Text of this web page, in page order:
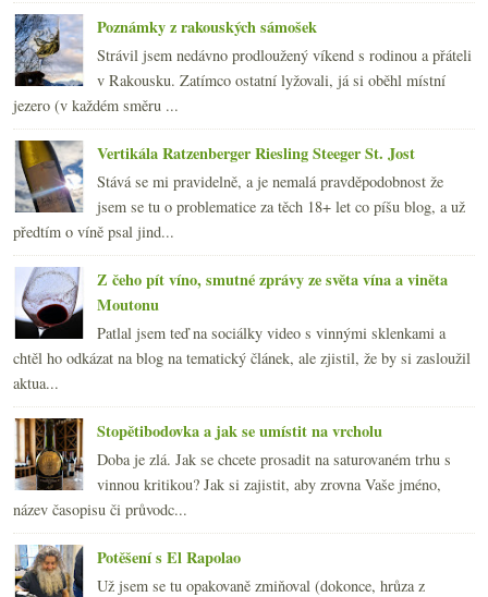
Poznámky z rakouských sámošek
Strávil jsem nedávno prodloužený víkend s rodinou a přáteli
v Rakousku. Zatímco ostatní lyžovali, já si oběhl místní
jezero (v každém směru ...
Vertikála Ratzenberger Riesling Steeger St. Jost
Stává se mi pravidelně, a je nemalá pravděpodobnost že
jsem se tu o problematice za těch 18+ let co píšu blog, a už
předtím o víně psal jind...
Z čeho pít víno, smutné zprávy ze světa vína a viněta
Moutonu
Patlal jsem teď na sociálky video s vinnými sklenkami a
chtěl ho odkázat na blog na tematický článek, ale zjistil, že by si zasloužil
aktua...
Stopětibodovka a jak se umístit na vrcholu
Doba je zlá. Jak se chcete prosadit na saturovaném trhu s
vinnou kritikou? Jak si zajistit, aby zrovna Vaše jméno,
název časopisu či průvodc...
Potěšení s El Rapolao
Už jsem se tu opakovaně zmiňoval (dokonce, hrůza z